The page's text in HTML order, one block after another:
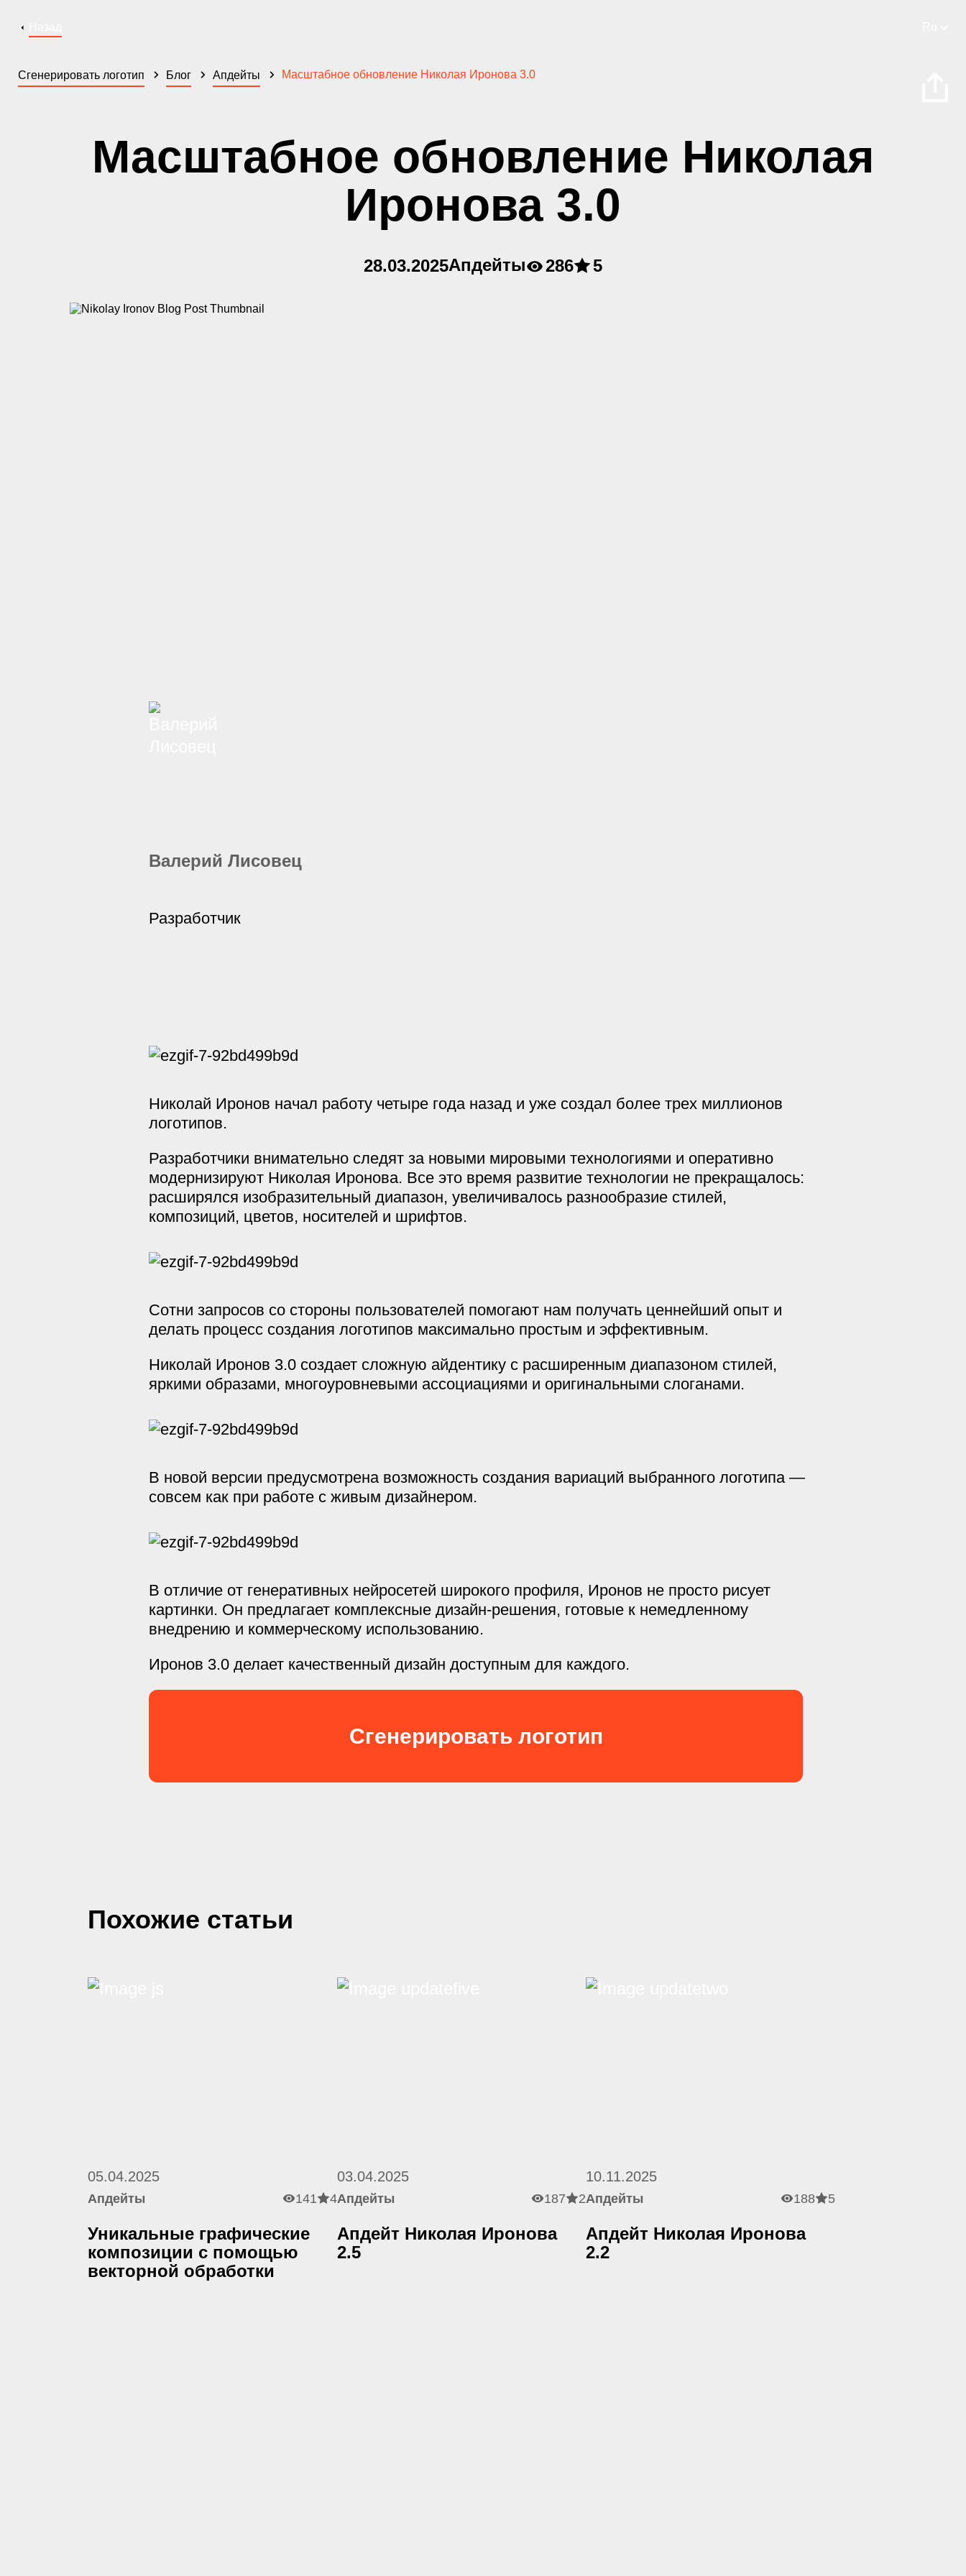
Сгенерировать логотип Блог Апдейты Масштабное обновление Николая Иронова 3.0
Масштабное обновление Николая
Иронова 3.0
28.03.2025Апдейты 286 5
Валерий Лисовец
Разработчик
Николай Иронов начал работу четыре года назад и уже создал более трех миллионов
логотипов.
Разработчики внимательно следят за новыми мировыми технологиями и оперативно
модернизируют Николая Иронова. Все это время развитие технологии не прекращалось:
расширялся изобразительный диапазон, увеличивалось разнообразие стилей,
композиций, цветов, носителей и шрифтов.
Сотни запросов со стороны пользователей помогают нам получать ценнейший опыт и
делать процесс создания логотипов максимально простым и эффективным.
Николай Иронов 3.0 создает сложную айдентику с расширенным диапазоном стилей,
яркими образами, многоуровневыми ассоциациями и оригинальными слоганами.
В новой версии предусмотрена возможность создания вариаций выбранного логотипа —
совсем как при работе с живым дизайнером.
В отличие от генеративных нейросетей широкого профиля, Иронов не просто рисует
картинки. Он предлагает комплексные дизайн-решения, готовые к немедленному
внедрению и коммерческому использованию.
Иронов 3.0 делает качественный дизайн доступным для каждого.
Сгенерировать логотип
Похожие статьи
05.04.2025
Апдейты 141 4
Уникальные графические
композиции с помощью
векторной обработки
03.04.2025
Апдейты 187 2
Апдейт Николая Иронова
2.5
10.11.2025
Апдейты 188 5
Апдейт Николая Иронова
2.2